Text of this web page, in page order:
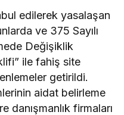
edilerek yasalaşan
ve 375 Sayılı
Değişiklik
ile fahiş site
getirildi.
aidat belirleme
danışmanlık firmaları